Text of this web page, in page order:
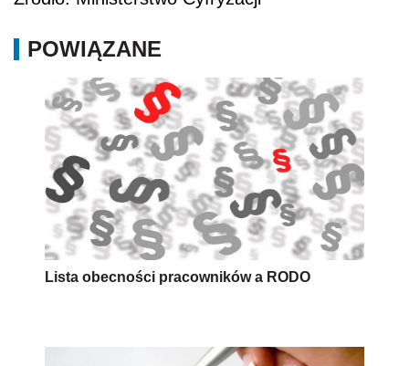
POWIĄZANE
Lista obecności pracowników a RODO